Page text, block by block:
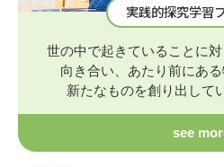
実践的探究学習
世の中で起きていることに
向き合い、あたり前にある
新たなものを創り出して
see